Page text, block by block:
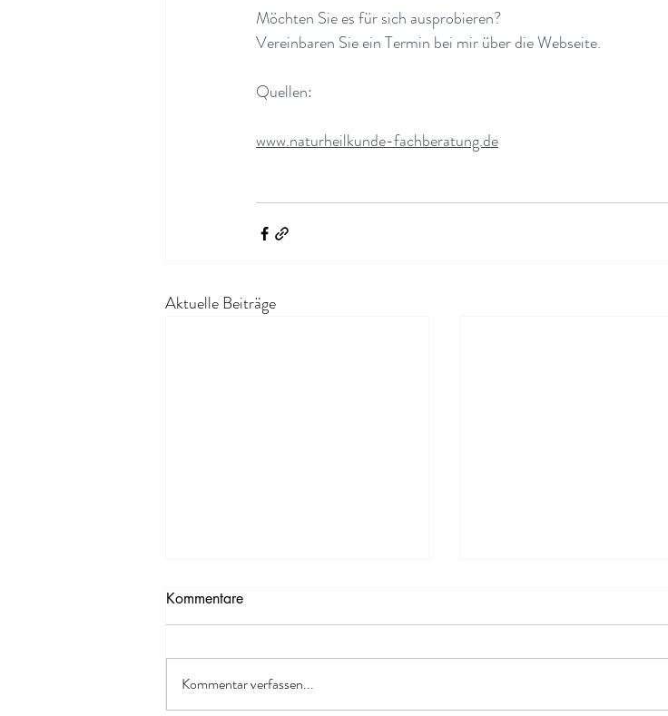
Möchten Sie es für sich ausprobieren?
Vereinbaren Sie ein Termin bei mir über die Webseite.
Quellen:
www.naturheilkunde-fachberatung.de
Aktuelle Beiträge
Kommentare
Kommentar verfassen...